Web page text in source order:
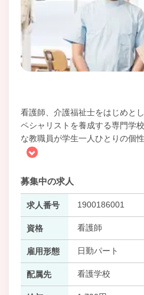
看護師、介護福祉士をはじめと
ペシャリストを養成する専門学
な教職員が学生一人ひとりの個
募集中の求人
求人番号 1900186001
資格 看護師
雇用形態 日勤パート
配属先 看護学校